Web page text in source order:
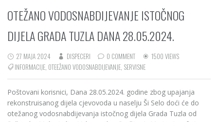
OTEŽANO VODOSNABDIJEVANJE ISTOČNOG
DIJELA GRADA TUZLA DANA 28.05.2024.
27 MAJA 2024 DISPECERI 0 COMMENT
1500 VIEWS
INFORMACIJE OTEEŽANO VODOSNABDIJEVANJE SERVISNE
Poštovani korisnici, Dana 28.05.2024. godine zbog upajanja
rekonstruisanog dijela cjevovoda u naselju Ši Selo doći će do
otežanog vodosnabdijevanja istočnog dijela Grada Tuzla od